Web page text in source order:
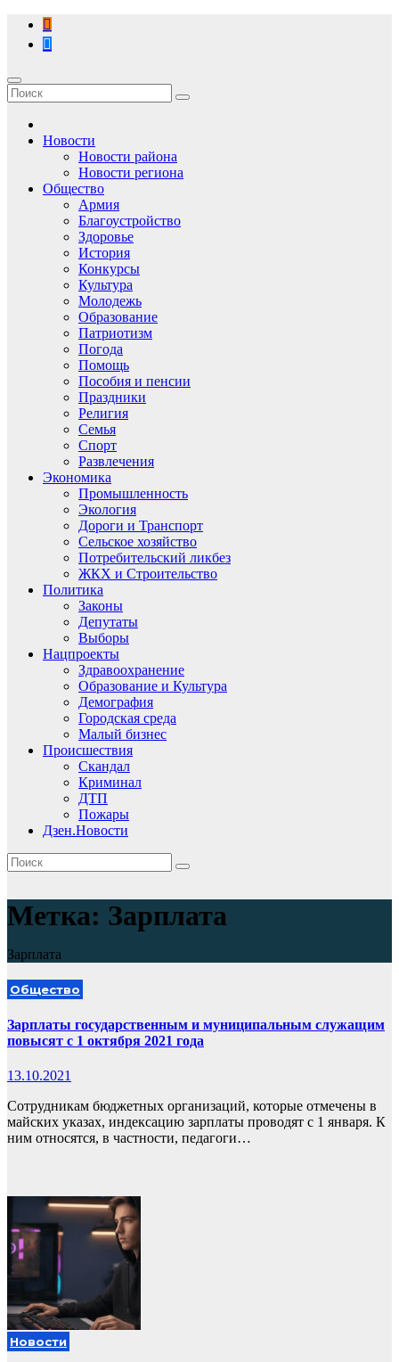
Перейти
содержимому
Новости
Новости района
Новости региона
Общество
Армия
Благоустройство
Здоровье
История
Конкурсы
Культура
Молодежь
Образование
Патриотизм
Погода
Помощь
Пособия и пенсии
Праздники
Религия
Семья
Спорт
Развлечения
Экономика
Промышленность
Экология
Дороги и Транспорт
Сельское хозяйство
Потребительский ликбез
ЖКХ и Строительство
Политика
Законы
Депутаты
Выборы
Нацпроекты
Здравоохранение
Образование и Культура
Демография
Городская среда
Малый бизнес
Происшествия
Скандал
Криминал
ДТП
Пожары
Дзен.Новости
Метка: Зарплата
Зарплата
Общество
Зарплаты государственным и муниципальным служащим
повысят с 1 октября 2021 года
13.10.2021
Сотрудникам бюджетных организаций, которые отмечены в
майских указах, индексацию зарплаты проводят с 1 января. К
ним относятся, в частности, педагоги…
Новости